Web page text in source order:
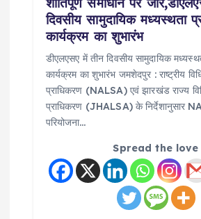
दिवसीय सामुदायिक मध्यस्थता
कार्यक्रम का शुभारंभ
डीएलएसए में तीन दिवसीय सामुदायिक
कार्यक्रम का शुभारंभ जमशेदपुर : राष्ट्रीय
प्राधिकरण (NALSA) एवं झारखंड राज्य
प्राधिकरण (JHALSA) के निर्देशानुसार
परियोजना…
Spread the love